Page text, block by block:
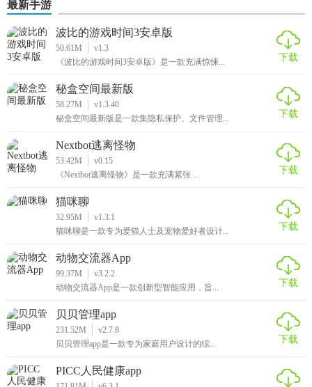
最新手游
波比的游戏时间3安卓版
50.61M
v1.3
《波比的游戏时间3安卓版》是一款充满惊悚...
下载
秘盒空间最新版
58.27M
v1.3.40
秘盒空间最新版是一款集隐私保护、文件管理...
下载
Nextbot逃离怪物
53.42M
v0.15
《Nextbot逃离怪物》是一款充满紧张...
下载
猫咪聊
32.95M
v1.3.1
猫咪聊是一款专为爱猫人士及宠物爱好者设计...
下载
动物交流器App
99.37M
v3.2.2
动物交流器App是一款创新型智能应用，旨...
下载
贝贝管理app
231.52M
v2.7.8
贝贝管理app是一款专为家庭用户设计的综...
下载
PICC人民健康app